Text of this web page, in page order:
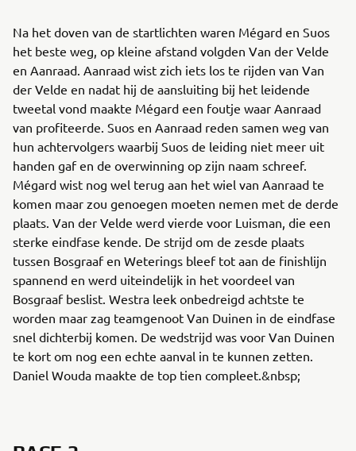
Na het doven van de startlichten waren Mégard en Suos
het beste weg, op kleine afstand volgden Van der Velde
en Aanraad. Aanraad wist zich iets los te rijden van Van
der Velde en nadat hij de aansluiting bij het leidende
tweetal vond maakte Mégard een foutje waar Aanraad
van profiteerde. Suos en Aanraad reden samen weg van
hun achtervolgers waarbij Suos de leiding niet meer uit
handen gaf en de overwinning op zijn naam schreef.
Mégard wist nog wel terug aan het wiel van Aanraad te
komen maar zou genoegen moeten nemen met de derde
plaats. Van der Velde werd vierde voor Luisman, die een
sterke eindfase kende. De strijd om de zesde plaats
tussen Bosgraaf en Weterings bleef tot aan de finishlijn
spannend en werd uiteindelijk in het voordeel van
Bosgraaf beslist. Westra leek onbedreigd achtste te
worden maar zag teamgenoot Van Duinen in de eindfase
snel dichterbij komen. De wedstrijd was voor Van Duinen
te kort om nog een echte aanval in te kunnen zetten.
Daniel Wouda maakte de top tien compleet.&nbsp;